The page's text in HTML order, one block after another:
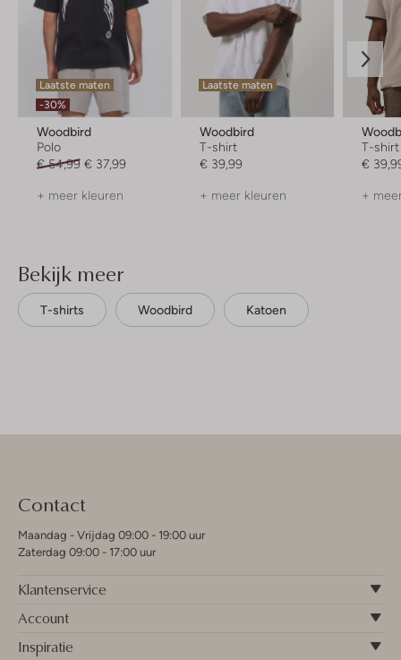
Laatste maten
-30%
Woodbird
Polo
€ 54,99 € 37,99
+ meer kleuren
Laatste maten
Woodbird
T-shirt
€ 39,99
+ meer kleuren
T-shirt
€
+
Bekijk meer
T-shirts Woodbird Katoen
Contact
Maandag - Vrijdag 09:00 - 19:00 uur
Zaterdag 09:00 - 17:00 uur
Klantenservice
Account
Inspiratie